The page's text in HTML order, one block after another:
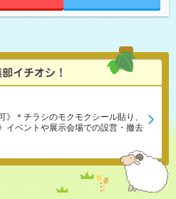
》＊チラシのモクモクシール貼り、
イベントや展示会場での設営・撤去